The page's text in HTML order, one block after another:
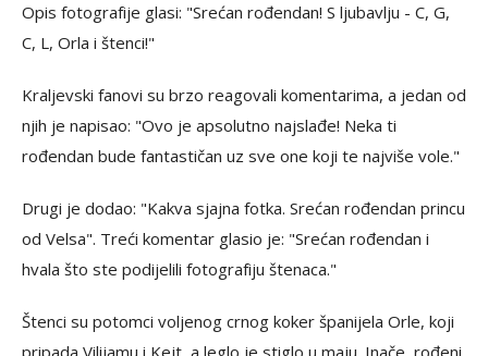
Opis fotografije glasi: "Srećan rođendan! S ljubavlju - C, G,
C, L, Orla i štenci!"
Kraljevski fanovi su brzo reagovali komentarima, a jedan od
njih je napisao: "Ovo je apsolutno najslađe! Neka ti
rođendan bude fantastičan uz sve one koji te najviše vole."
Drugi je dodao: "Kakva sjajna fotka. Srećan rođendan princu
od Velsa". Treći komentar glasio je: "Srećan rođendan i
hvala što ste podijelili fotografiju štenaca."
Štenci su potomci voljenog crnog koker španijela Orle, koji